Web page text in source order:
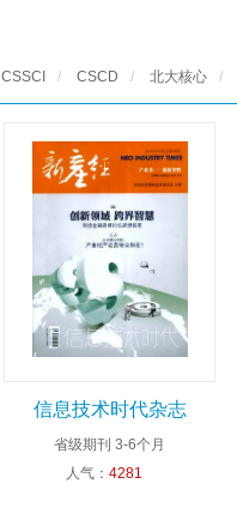
CSSCI / CSCD / 北大核心 /
信息技术时代杂志
省级期刊 3-6个月
人气： 4281